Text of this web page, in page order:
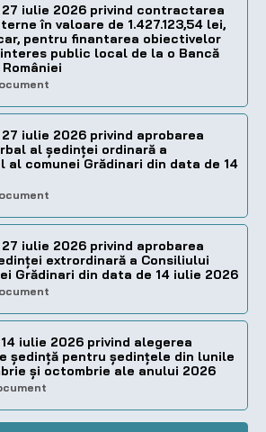
27 iulie 2026 privind contractarea
în valoare de 1.427.123,54 lei,
pentru finantarea obiectivelor
public local de la o Bancă
27 iulie 2026 privind aprobarea
al şedinţei ordinară a
al comunei Grădinari din data de 14
27 iulie 2026 privind aprobarea
extrordinară a Consiliului
Grădinari din data de 14 iulie 2026
14 iulie 2026 privind alegerea
şedinţă pentru ședințele din lunile
și octombrie ale anului 2026